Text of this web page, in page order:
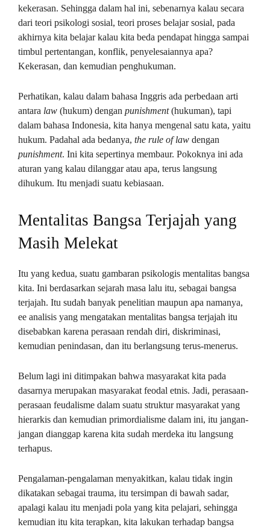
kekerasan. Sehingga dalam hal ini, sebenarnya kalau secara
dari teori psikologi sosial, teori proses belajar sosial, pada
akhirnya kita belajar kalau kita beda pendapat hingga sampai
timbul pertentangan, konflik, penyelesaiannya apa?
Kekerasan, dan kemudian penghukuman.
Perhatikan, kalau dalam bahasa Inggris ada perbedaan arti
antara law (hukum) denganpunishment(hukuman), tapi
dalam bahasa Indonesia, kita hanya mengenal satu kata, yaitu
hukum. Padahal ada bedanya,the rule of law dengan
punishment. Ini kita sepertinya membaur. Pokoknya ini ada
aturan yang kalau dilanggar atau apa, terus langsung
dihukum. Itu menjadi suatu kebiasaan.
Mentalitas Bangsa Terjajah yang
Masih Melekat
Itu yang kedua, suatu gambaran psikologis mentalitas bangsa
kita. Ini berdasarkan sejarah masa lalu itu, sebagai bangsa
terjajah. Itu sudah banyak penelitian maupun apa namanya,
ee analisis yang mengatakan mentalitas bangsa terjajah itu
disebabkan karena perasaan rendah diri, diskriminasi,
kemudian penindasan, dan itu berlangsung terus-menerus.
Belum lagi ini ditimpakan bahwa masyarakat kita pada
dasarnya merupakan masyarakat feodal etnis. Jadi, perasaan-
perasaan feudalisme dalam suatu struktur masyarakat yang
hierarkis dan kemudian primordialisme dalam ini, itu jangan-
jangan dianggap karena kita sudah merdeka itu langsung
terhapus.
Pengalaman-pengalaman menyakitkan, kalau tidak ingin
dikatakan sebagai trauma, itu tersimpan di bawah sadar,
apalagi kalau itu menjadi pola yang kita pelajari, sehingga
kemudian itu kita terapkan, kita lakukan terhadap bangsa